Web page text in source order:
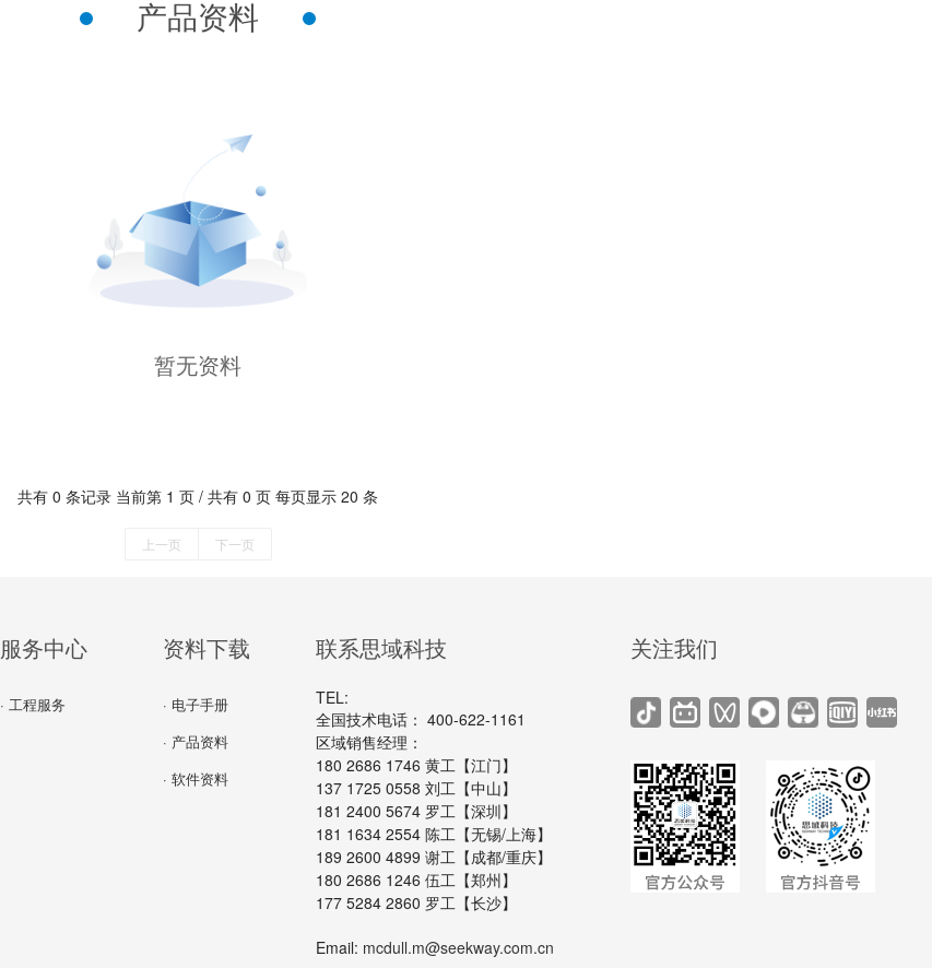
产品资料
暂无资料
共有 0 条记录 当前第 1 页 / 共有 0 页 每页显示 20 条
上一页 下一页
服务中心
· 工程服务
资料下载
· 电子手册
· 产品资料
· 软件资料
联系思域科技
TEL:
全国技术电话： 400-622-1161
区域销售经理：
180 2686 1746 黄工【江门】
137 1725 0558 刘工【中山】
181 2400 5674 罗工【深圳】
181 1634 2554 陈工【无锡/上海】
189 2600 4899 谢工【成都/重庆】
180 2686 1246 伍工【郑州】
177 5284 2860 罗工【长沙】
Email: mcdull.m@seekway.com.cn
关注我们